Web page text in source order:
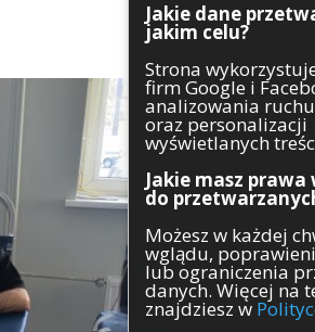
Kategorie
Handel
Kultura
Polityka
Pozostałe
Rolnictwo
Jakie dane
jakim celu?
Strona
firm Google i
analizowania
oraz personalizacji
wyświetlanych
Jakie masz prawa
do
Możesz w każdej
wglądu,
lub ograniczenia
danych. Więcej na
znajdziesz w